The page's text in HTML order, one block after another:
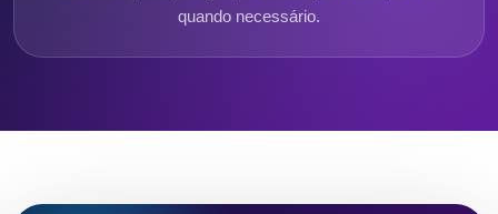
quando necessário.